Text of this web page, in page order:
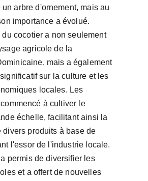
un arbre d'ornement, mais au
importance a évolué.
du cocotier a non seulement
agricole de la
mais a également
sur la culture et les
locales. Les
à cultiver le
échelle, facilitant ainsi la
divers produits à base de
l'essor de l'industrie locale.
permis de diversifier les
et a offert de nouvelles